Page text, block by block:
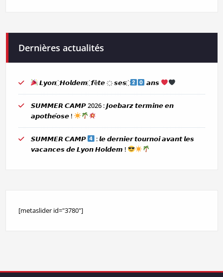
Dernières actualités
𝙇𝙮𝙤𝙣 ҉ 𝙃𝙤𝙡𝙙𝙚𝙢 ҉ 𝙛ê𝙩𝙚 ҉ 𝙨𝙚𝙨 ҉ 𝙖𝙣𝙨
𝙎𝙐𝙈𝙈𝙀𝙍 𝘾𝘼𝙈𝙋 2026 : 𝙅𝙤𝙚𝙗𝙖𝙧𝙯 𝙩𝙚𝙧𝙢𝙞𝙣𝙚 𝙚𝙣
𝙖𝙥𝙤𝙩𝙝𝙚́𝙤𝙨𝙚 !
𝙎𝙐𝙈𝙈𝙀𝙍 𝘾𝘼𝙈𝙋
: 𝙡𝙚 𝙙𝙚𝙧𝙣𝙞𝙚𝙧 𝙩𝙤𝙪𝙧𝙣𝙤𝙞 𝙖𝙫𝙖𝙣𝙩 𝙡𝙚𝙨
𝙫𝙖𝙘𝙖𝙣𝙘𝙚𝙨 𝙙𝙚 𝙇𝙮𝙤𝙣 𝙃𝙤𝙡𝙙𝙚𝙢 !
[metaslider id="3780"]